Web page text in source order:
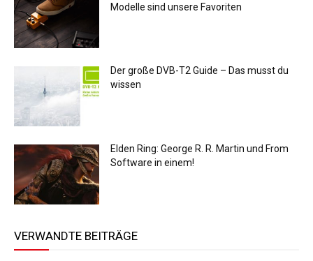
Modelle sind unsere Favoriten
Der große DVB-T2 Guide – Das musst du
wissen
Elden Ring: George R. R. Martin und From
Software in einem!
VERWANDTE BEITRÄGE